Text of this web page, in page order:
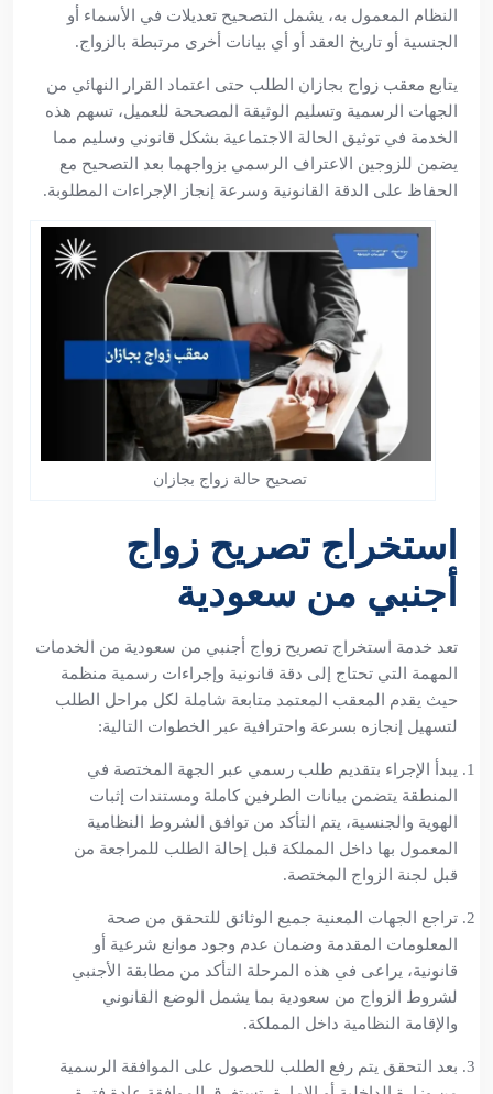
النظام المعمول به، يشمل التصحيح تعديلات في الأسماء أو
الجنسية أو تاريخ العقد أو أي بيانات أخرى مرتبطة بالزواج.
يتابع معقب زواج بجازان الطلب حتى اعتماد القرار النهائي من
الجهات الرسمية وتسليم الوثيقة المصححة للعميل، تسهم هذه
الخدمة في توثيق الحالة الاجتماعية بشكل قانوني وسليم مما
يضمن للزوجين الاعتراف الرسمي بزواجهما بعد التصحيح مع
الحفاظ على الدقة القانونية وسرعة إنجاز الإجراءات المطلوبة.
تصحيح حالة زواج بجازان
استخراج تصريح زواج
أجنبي من سعودية
تعد خدمة استخراج تصريح زواج أجنبي من سعودية من الخدمات
المهمة التي تحتاج إلى دقة قانونية وإجراءات رسمية منظمة
حيث يقدم المعقب المعتمد متابعة شاملة لكل مراحل الطلب
لتسهيل إنجازه بسرعة واحترافية عبر الخطوات التالية:
يبدأ الإجراء بتقديم طلب رسمي عبر الجهة المختصة في
المنطقة يتضمن بيانات الطرفين كاملة ومستندات إثبات
الهوية والجنسية، يتم التأكد من توافق الشروط النظامية
المعمول بها داخل المملكة قبل إحالة الطلب للمراجعة من
قبل لجنة الزواج المختصة.
تراجع الجهات المعنية جميع الوثائق للتحقق من صحة
المعلومات المقدمة وضمان عدم وجود موانع شرعية أو
قانونية، يراعى في هذه المرحلة التأكد من مطابقة الأجنبي
لشروط الزواج من سعودية بما يشمل الوضع القانوني
والإقامة النظامية داخل المملكة.
بعد التحقق يتم رفع الطلب للحصول على الموافقة الرسمية